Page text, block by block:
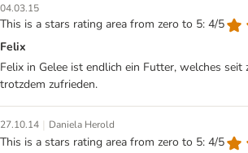
04.03.15
This is a stars rating area from zero to 5: 4/5
Felix
Felix in Gelee ist endlich ein Futter, welches
trotzdem zufrieden.
27.10.14 | Daniela Herold
This is a stars rating area from zero to 5: 4/5